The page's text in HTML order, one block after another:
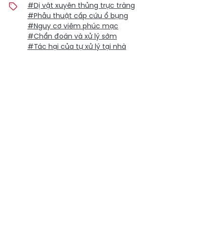
#Dị vật xuyên thủng trực tràng
#Phẫu thuật cấp cứu ổ bụng
#Nguy cơ viêm phúc mạc
#Chẩn đoán và xử lý sớm
#Tác hại của tự xử lý tại nhà